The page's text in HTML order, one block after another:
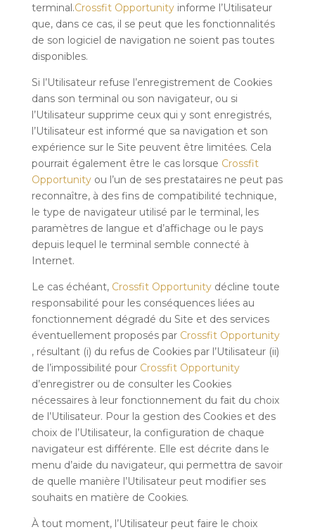
terminal.Crossfit Opportunityinforme l’Utilisateur
que, dans ce cas, il se peut que les fonctionnalités
de son logiciel de navigation ne soient pas toutes
disponibles.
Si l’Utilisateur refuse l’enregistrement de Cookies
dans son terminal ou son navigateur, ou si
l’Utilisateur supprime ceux qui y sont enregistrés,
l’Utilisateur est informé que sa navigation et son
expérience sur le Site peuvent être limitées. Cela
pourrait également être le cas lorsque Crossfit
Opportunityou l’un de ses prestataires ne peut pas
reconnaître, à des fins de compatibilité technique,
le type de navigateur utilisé par le terminal, les
paramètres de langue et d’affichage ou le pays
depuis lequel le terminal semble connecté à
Internet.
Le cas échéant, Crossfit Opportunitydécline toute
responsabilité pour les conséquences liées au
fonctionnement dégradé du Site et des services
éventuellement proposés par Crossfit Opportunity
, résultant (i) du refus de Cookies par l’Utilisateur (ii)
de l’impossibilité pour Crossfit Opportunity
d’enregistrer ou de consulter les Cookies
nécessaires à leur fonctionnement du fait du choix
de l’Utilisateur. Pour la gestion des Cookies et des
choix de l’Utilisateur, la configuration de chaque
navigateur est différente. Elle est décrite dans le
menu d’aide du navigateur, qui permettra de savoir
de quelle manière l’Utilisateur peut modifier ses
souhaits en matière de Cookies.
À tout moment, l’Utilisateur peut faire le choix